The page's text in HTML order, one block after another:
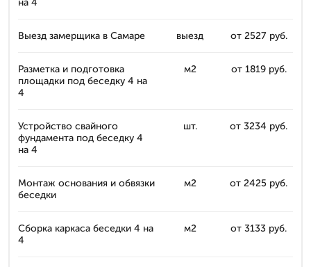
на 4
Выезд замерщика в Самаре выезд от 2527 руб.
Разметка и подготовка
площадки под беседку 4 на
4
м2 от 1819 руб.
Устройство свайного
фундамента под беседку 4
на 4
шт. от 3234 руб.
Монтаж основания и обвязки
беседки
м2 от 2425 руб.
Сборка каркаса беседки 4 на
4
м2 от 3133 руб.